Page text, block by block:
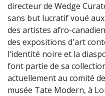
directeur de Wedge
sans but lucratif voué
des artistes afro-
des expositions d'art
l'identité noire et la
font partie de sa
actuellement au comité
musée Tate Modern, à